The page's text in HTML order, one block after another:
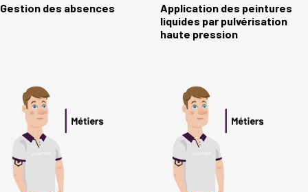
Gestion des absences
Application des peintures
liquides par pulvérisation
haute pression